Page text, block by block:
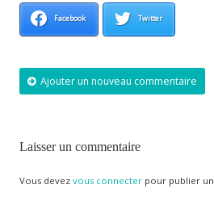
Facebook Twitter
Ajouter un nouveau commentaire
Laisser un commentaire
Vous devez vous connecterpour publier